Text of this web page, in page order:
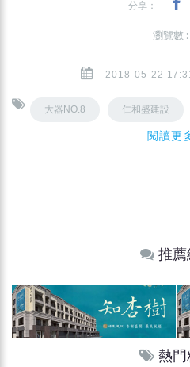
分享：
瀏覽數
2018-05-22
大器NO.8 仁和盛建設
閱讀更
推薦
熱門